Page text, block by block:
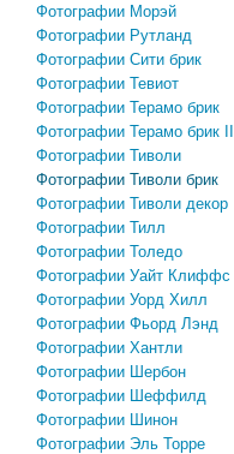
Фотографии Морэй
Фотографии Рутланд
Фотографии Сити брик
Фотографии Тевиот
Фотографии Терамо брик
Фотографии Терамо брик II
Фотографии Тиволи
Фотографии Тиволи брик
Фотографии Тиволи декор
Фотографии Тилл
Фотографии Толедо
Фотографии Уайт Клиффс
Фотографии Уорд Хилл
Фотографии Фьорд Лэнд
Фотографии Хантли
Фотографии Шербон
Фотографии Шеффилд
Фотографии Шинон
Фотографии Эль Торре